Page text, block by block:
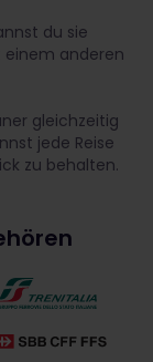
du sie
einem anderen
gleichzeitig
jede Reise
zu behalten.